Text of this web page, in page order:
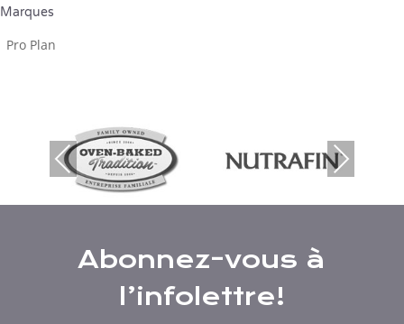
Marques
Pro Plan
Previous Next
Abonnez-vous à
l’infolettre!